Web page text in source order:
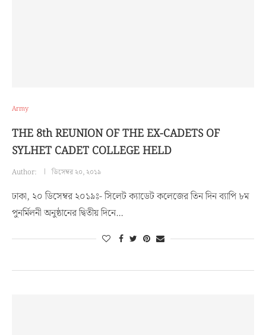
Army
THE 8th REUNION OF THE EX-CADETS OF
SYLHET CADET COLLEGE HELD
Author: ডিসেম্বর ২০, ২০১৯
ঢাকা, ২০ ডিসেম্বর ২০১৯ঃ- সিলেট ক্যাডেট কলেজের তিন দিন ব্যাপি ৮ম
পুনর্মিলনী অনুষ্ঠানের দ্বিতীয় দিনে…